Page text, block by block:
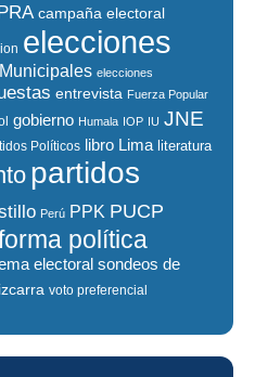
campaña electoral
elecciones
elecciones
entrevista Fuerza Popular
gobierno Humala IOP IU JNE
Políticos libro Lima literatura
partidos
Perú PPK PUCP
política
electoral sondeos de
voto preferencial